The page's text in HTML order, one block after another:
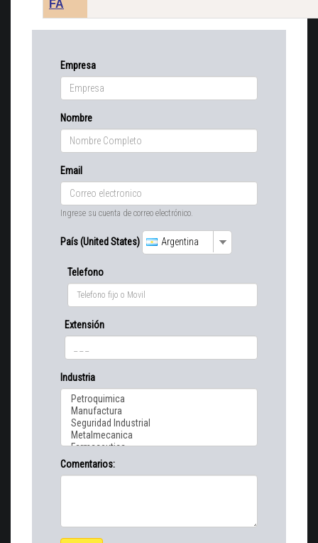
FA
Empresa
Nombre
Email
Ingrese su cuenta de correo electrónico.
País (United States) Argentina
Telefono
Extensión
Industria
Comentarios: